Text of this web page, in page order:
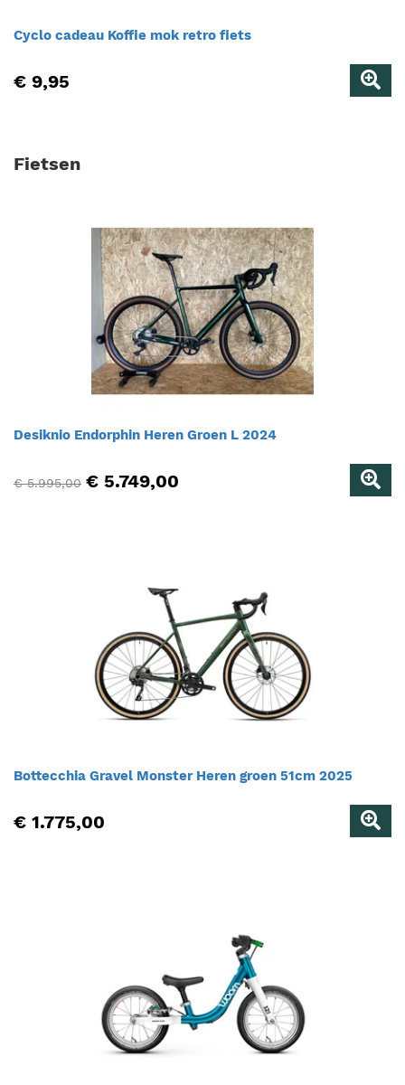
Cyclo cadeau Koffie mok retro fiets
€ 9,95
Fietsen
Desiknio Endorphin Heren Groen L 2024
€ 5.995,00 € 5.749,00
Bottecchia Gravel Monster Heren groen 51cm 2025
€ 1.775,00